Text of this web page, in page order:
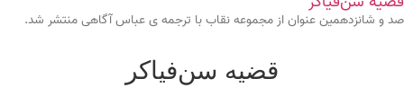
صد و شانزدهمین عنوان از مجموعه نقاب با ترجمه ی عباس آگاهی منتشر شد.
قضیه سن‌فیاکر